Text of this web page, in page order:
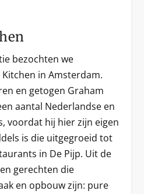
bezochten we
in Amsterdam.
en getogen Graham
aantal Nederlandse en
voordat hij hier zijn eigen
is die uitgegroeid tot
in De Pijp. Uit de
gerechten die
en opbouw zijn: pure